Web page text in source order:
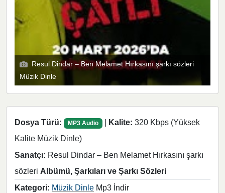
Resul Dindar – Ben Melamet Hırkasını şarkı sözleri
Müzik Dinle
Dosya Türü: MP3 Audio | Kalite: 320 Kbps (Yüksek
Kalite Müzik Dinle)
Sanatçı: Resul Dindar – Ben Melamet Hırkasını şarkı
sözleri Albümü, Şarkıları ve Şarkı Sözleri
Kategori: Müzik Dinle Mp3 İndir